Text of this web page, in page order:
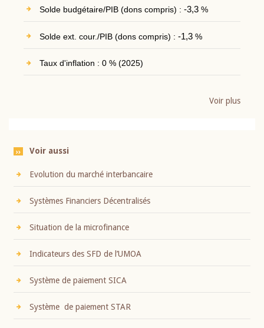
Solde budgétaire/PIB (dons compris) : -3,3%
Solde ext. cour./PIB (dons compris) : -1,3%
Taux d'inflation : 0 % (2025)
Voir plus
Voir aussi
Evolution du marché interbancaire
Systèmes Financiers Décentralisés
Situation de la microfinance
Indicateurs des SFD de l’UMOA
Système de paiement SICA
Système de paiement STAR